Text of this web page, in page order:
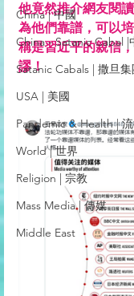
China | 中國
China - Satanic Cabal |
Satanic Cabals | 撒旦集
USA | 美國
Pandemic & Health |
World | 世界
Religion | 宗教
Mass Media | 傳媒
Middle East
他竟然推介網友閱
為他們靠譜，可以
稱是習近平的親信
謬！